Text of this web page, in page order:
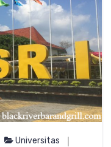
Universitas